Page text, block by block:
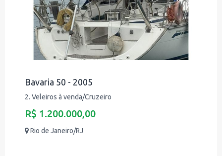
Bavaria 50 - 2005
2. Veleiros à venda/Cruzeiro
R$ 1.200.000,00
Rio de Janeiro/RJ